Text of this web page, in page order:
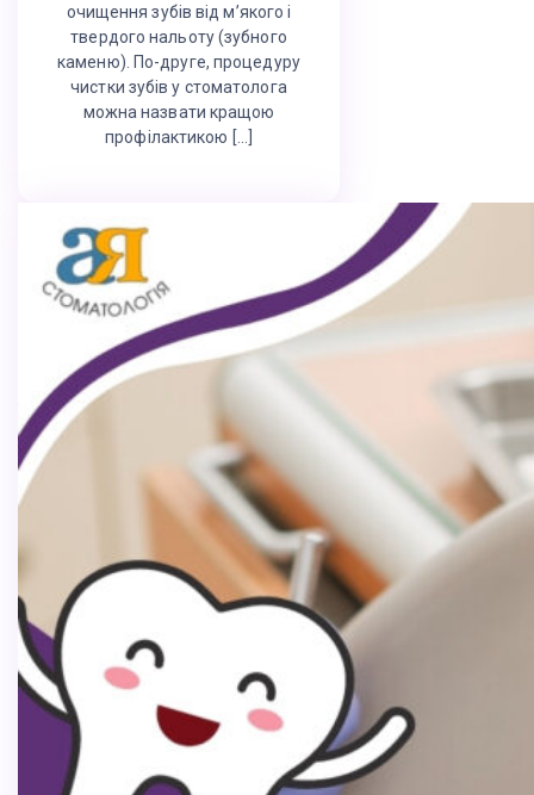
очищення зубів від м’якого і
твердого нальоту (зубного
каменю). По-друге, процедуру
чистки зубів у стоматолога
можна назвати кращою
профілактикою […]